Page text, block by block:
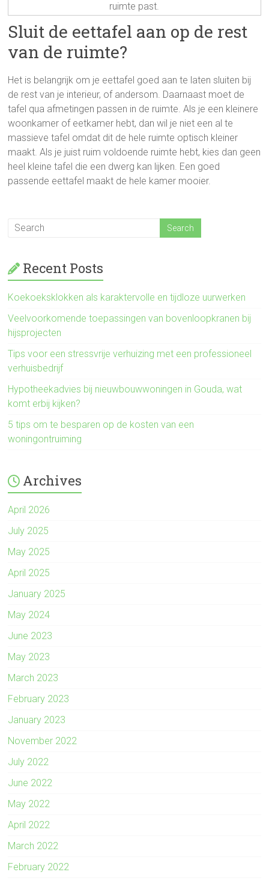
ruimte past.
Sluit de eettafel aan op de rest
van de ruimte?
Het is belangrijk om je eettafel goed aan te laten sluiten bij
de rest van je interieur, of andersom. Daarnaast moet de
tafel qua afmetingen passen in de ruimte. Als je een kleinere
woonkamer of eetkamer hebt, dan wil je niet een al te
massieve tafel omdat dit de hele ruimte optisch kleiner
maakt. Als je juist ruim voldoende ruimte hebt, kies dan geen
heel kleine tafel die een dwerg kan lijken. Een goed
passende eettafel maakt de hele kamer mooier.
Recent Posts
Koekoeksklokken als karaktervolle en tijdloze uurwerken
Veelvoorkomende toepassingen van bovenloopkranen bij
hijsprojecten
Tips voor een stressvrije verhuizing met een professioneel
verhuisbedrijf
Hypotheekadvies bij nieuwbouwwoningen in Gouda, wat
komt erbij kijken?
5 tips om te besparen op de kosten van een
woningontruiming
Archives
April 2026
July 2025
May 2025
April 2025
January 2025
May 2024
June 2023
May 2023
March 2023
February 2023
January 2023
November 2022
July 2022
June 2022
May 2022
April 2022
March 2022
February 2022